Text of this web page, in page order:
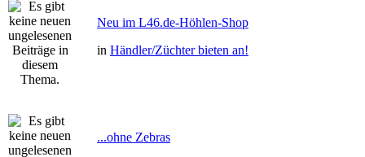
Neu im L46.de-Höhlen-Shop
in Händler/Züchter bieten an!
...ohne Zebras